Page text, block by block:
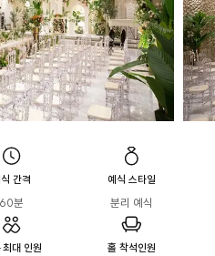
간격
60분
예식 스타일
분리 예식
최대 인원 홀 착석인원